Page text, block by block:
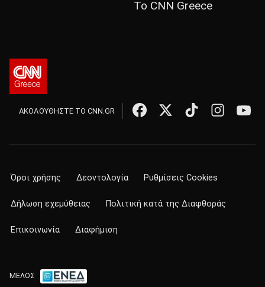
Το CNN Greece
ΑΚΟΛΟΥΘΗΣΤΕ ΤΟ CNN.GR
Όροι χρήσης Δεοντολογία Ρυθμίσεις Cookies
Δήλωση εχεμύθειας Πολιτική κατά της Διαφθοράς
Επικοινωνία Διαφήμιση
ΜΕΛΟΣ